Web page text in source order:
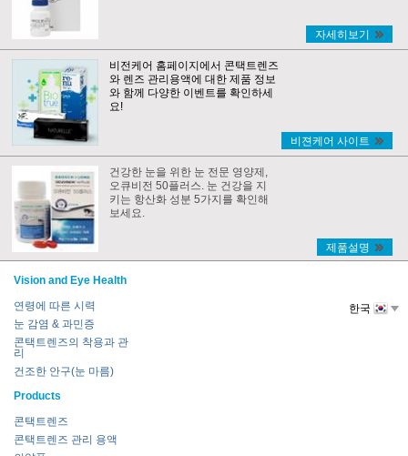
자세히보기
비전케어 홈페이지에서 콘택트렌즈
와 렌즈 관리용액에 대한 제품 정보
와 함께 다양한 이벤트를 확인하세
요!
비젼케어 사이트
건강한 눈을 위한 눈 전문 영양제,
오큐비전 50플러스. 눈 건강을 지
키는 항산화 성분 5가지를 확인해
보세요.
제품설명
Vision and Eye Health
연령에 따른 시력
눈 감염 & 과민증
콘택트렌즈의 착용과 관
리
건조한 안구(눈 마름)
Products
콘택트렌즈
콘택트렌즈 관리 용액
한국